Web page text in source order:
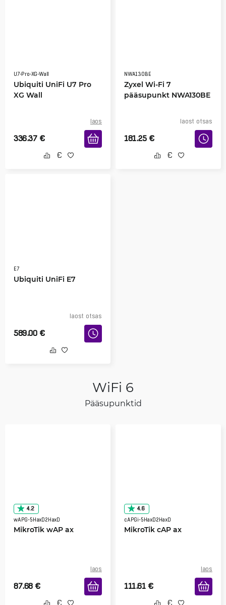
U7-Pro-XG-Wall
Ubiquiti UniFi U7 Pro
XG Wall
laos
336.37 €
NWA130BE
Zyxel Wi-Fi 7
pääsupunkt NWA130BE
laost otsas
181.25 €
E7
Ubiquiti UniFi E7
laost otsas
589.00 €
WiFi 6
Pääsupunktid
4.2
wAPG-5HaxD2HaxD
MikroTik wAP ax
laos
87.68 €
4.6
cAPGi-5HaxD2HaxD
MikroTik cAP ax
laos
111.61 €